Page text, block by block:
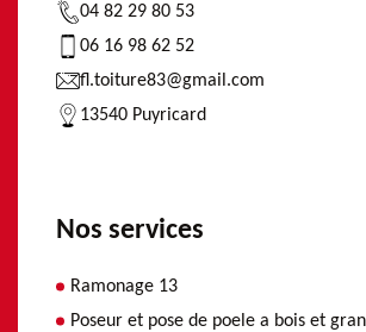
04 82 29 80 53
06 16 98 62 52
fl.toiture83@gmail.com
13540 Puyricard
Nos services
Ramonage 13
Poseur et pose de poele a bois et